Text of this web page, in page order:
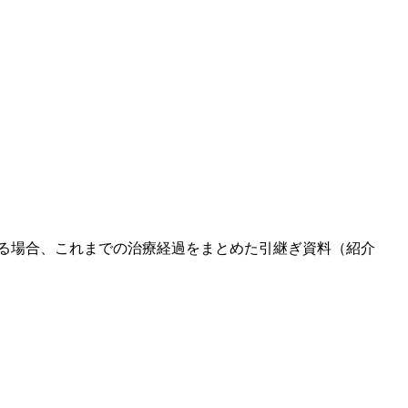
合、これまでの治療経過をまとめた引継ぎ資料（紹介